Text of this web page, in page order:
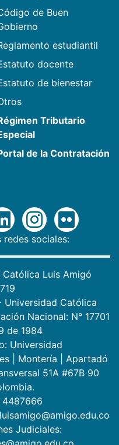
de Buen
estudiantil
docente
de bienestar
Tributario
de la Contratación
redes sociales:
Católica Luis Amigó
Universidad Católica
Nacional: N° 17701
de 1984
Universidad
Montería
Apartadó
51A #67B 90
4487666
Judiciales: